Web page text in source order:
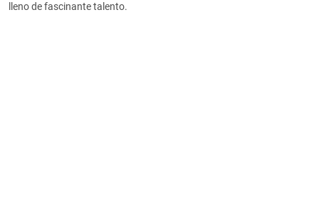
lleno de fascinante talento.